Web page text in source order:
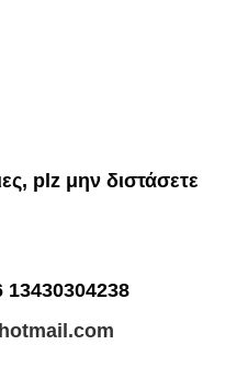
plz μην διστάσετε